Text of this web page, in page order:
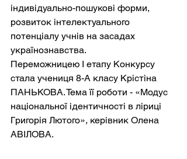
індивідуально-пошукові форми,
розвиток інтелектуального
потенціалу учнів на засадах
українознавства.
Переможницею І етапу Конкурсу
стала учениця 8-А класу Крістіна
ПАНЬКОВА. Тема її роботи - «Модус
національної ідентичності в ліриці
Григорія Лютого», керівник Олена
АВІЛОВА.